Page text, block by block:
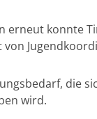
erneut konnte
die
wird.